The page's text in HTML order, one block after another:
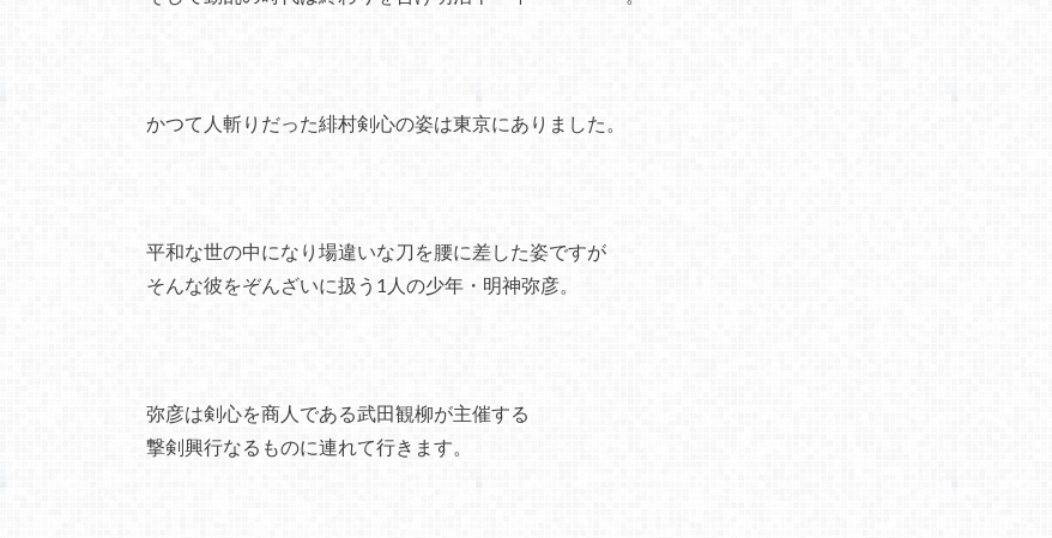
かつて人斬りだった緋村剣心の姿は東京にありました。
平和な世の中になり場違いな刀を腰に差した姿ですが
そんな彼をぞんざいに扱う1人の少年・明神弥彦。
弥彦は剣心を商人である武田観柳が主催する
撃剣興行なるものに連れて行きます。